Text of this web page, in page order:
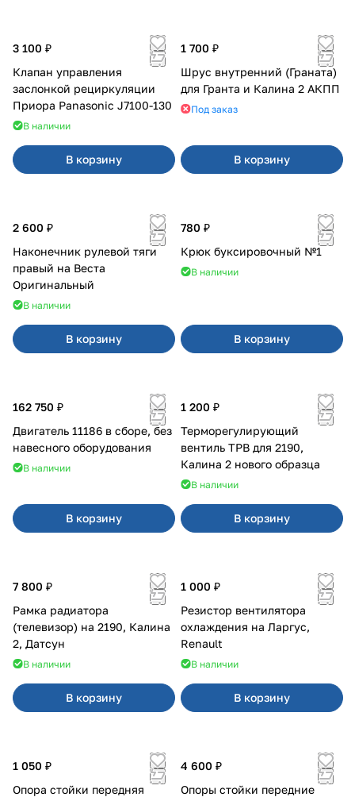
3 100 ₽
Клапан управления
заслонкой рециркуляции
Приора Panasonic J7100-130
В наличии
В корзину
1 700 ₽
Шрус внутренний (Граната)
для Гранта и Калина 2 АКПП
Под заказ
В корзину
2 600 ₽
Наконечник рулевой тяги
правый на Веста
Оригинальный
В наличии
В корзину
780 ₽
Крюк буксировочный №1
В наличии
В корзину
162 750 ₽
Двигатель 11186 в сборе, без
навесного оборудования
В наличии
В корзину
1 200 ₽
Терморегулирующий
вентиль ТРВ для 2190,
Калина 2 нового образца
В наличии
В корзину
7 800 ₽
Рамка радиатора
(телевизор) на 2190, Калина
2, Датсун
В наличии
В корзину
1 000 ₽
Резистор вентилятора
охлаждения на Ларгус,
Renault
В наличии
В корзину
1 050 ₽
Опора стойки передняя
4 600 ₽
Опоры стойки передние